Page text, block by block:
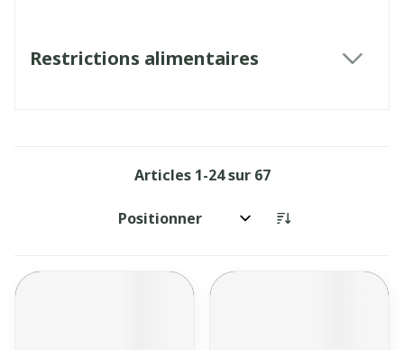
Restrictions alimentaires
Articles 1-24sur 67
Trier par: